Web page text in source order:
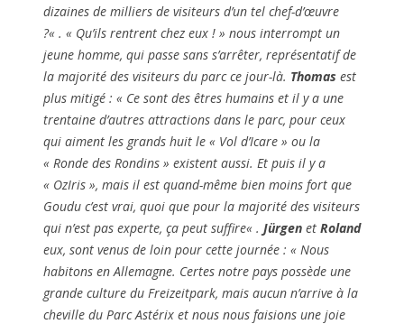
dizaines de milliers de visiteurs d’un tel chef-d’œuvre
?« . « Qu’ils rentrent chez eux ! » nous interrompt un
jeune homme, qui passe sans s’arrêter, représentatif de
la majorité des visiteurs du parc ce jour-là. Thomas est
plus mitigé : « Ce sont des êtres humains et il y a une
trentaine d’autres attractions dans le parc, pour ceux
qui aiment les grands huit le « Vol d’Icare » ou la
« Ronde des Rondins » existent aussi. Et puis il y a
« OzIris », mais il est quand-même bien moins fort que
Goudu c’est vrai, quoi que pour la majorité des visiteurs
qui n’est pas experte, ça peut suffire« . Jürgen et Roland
eux, sont venus de loin pour cette journée : « Nous
habitons en Allemagne. Certes notre pays possède une
grande culture du Freizeitpark, mais aucun n’arrive à la
cheville du Parc Astérix et nous nous faisions une joie